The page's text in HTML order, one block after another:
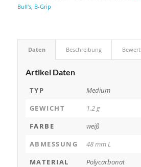
Bull's, B-Grip
Daten Beschreibung
Artikel Daten
TYP
Medium
GEWICHT
1,2 g
FARBE
weiß
ABMESSUNG
48 mm L
MATERIAL
Polycarbonat